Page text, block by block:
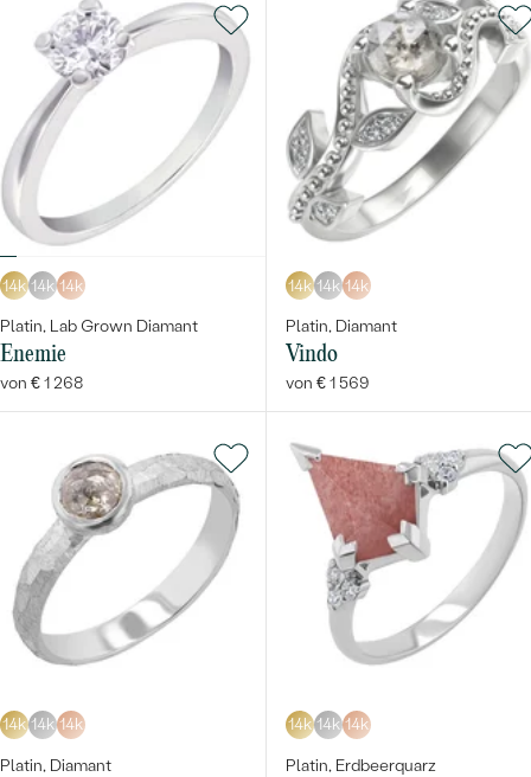
14k 14k 14k
Platin, Lab Grown Diamant
Enemie
von € 1 268
14k 14k 14k
Platin, Diamant
Vindo
von € 1 569
14k 14k 14k
Platin, Diamant
14k 14k 14k
Platin, Erdbeerquarz